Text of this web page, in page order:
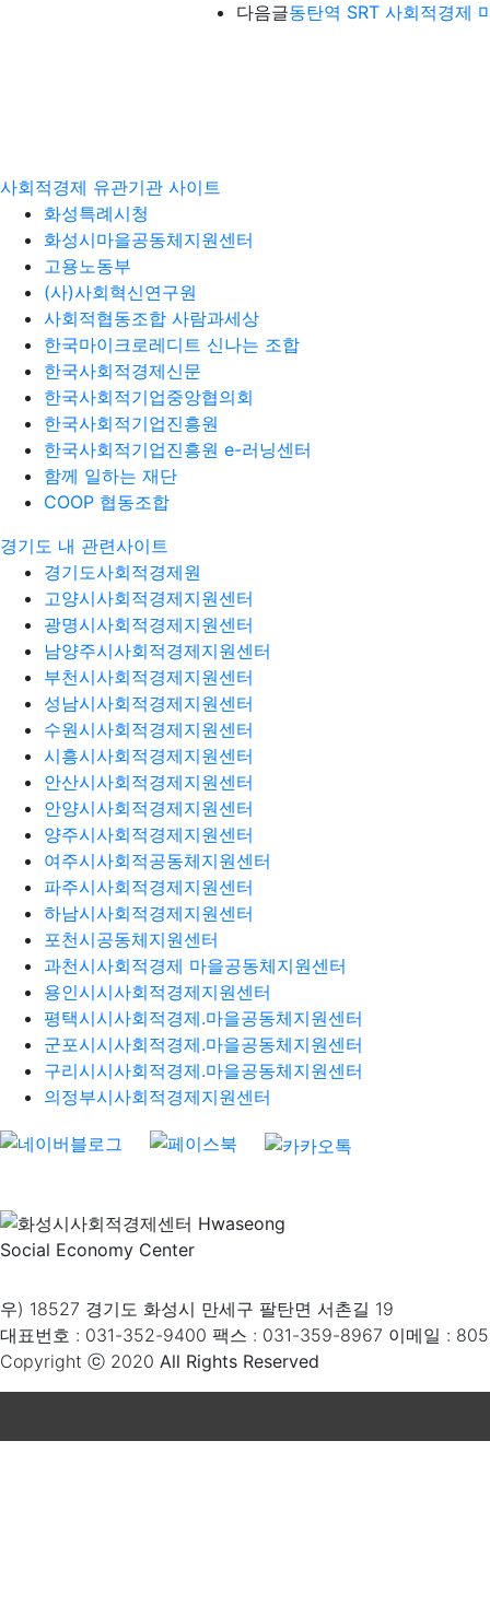
다음글동탄역 SRT 사회적경제
사회적경제 유관기관 사이트
화성특례시청
화성시마을공동체지원센터
고용노동부
(사)사회혁신연구원
사회적협동조합 사람과세상
한국마이크로레디트 신나는 조합
한국사회적경제신문
한국사회적기업중앙협의회
한국사회적기업진흥원
한국사회적기업진흥원 e-러닝센터
함께 일하는 재단
COOP 협동조합
경기도 내 관련사이트
경기도사회적경제원
고양시사회적경제지원센터
광명시사회적경제지원센터
남양주시사회적경제지원센터
부천시사회적경제지원센터
성남시사회적경제지원센터
수원시사회적경제지원센터
시흥시사회적경제지원센터
안산시사회적경제지원센터
안양시사회적경제지원센터
양주시사회적경제지원센터
여주시사회적공동체지원센터
파주시사회적경제지원센터
하남시사회적경제지원센터
포천시공동체지원센터
과천시사회적경제 마을공동체지원센터
용인시시사회적경제지원센터
평택시시사회적경제.마을공동체지원센터
군포시시사회적경제.마을공동체지원센터
구리시시사회적경제.마을공동체지원센터
의정부시사회적경제지원센터
우) 18527 경기도 화성시 만세구 팔탄면 서촌길 19
대표번호 : 031-352-9400 팩스 : 031-359-8967 이메일 :
Copyright ⓒ 2020 All Rights Reserved